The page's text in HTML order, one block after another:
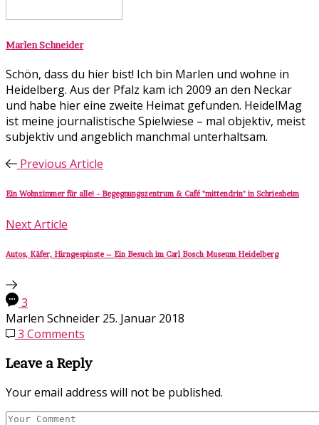
Marlen Schneider
Schön, dass du hier bist! Ich bin Marlen und wohne in
Heidelberg. Aus der Pfalz kam ich 2009 an den Neckar
und habe hier eine zweite Heimat gefunden. HeidelMag
ist meine journalistische Spielwiese – mal objektiv, meist
subjektiv und angeblich manchmal unterhaltsam.
Previous Article
Ein Wohnzimmer für alle! - Begegnungszentrum & Café "mittendrin" in Schriesheim
Next Article
Autos, Käfer, Hirngespinste – Ein Besuch im Carl Bosch Museum Heidelberg
3
Marlen Schneider 25. Januar 2018
3 Comments
Leave a Reply
Your email address will not be published.